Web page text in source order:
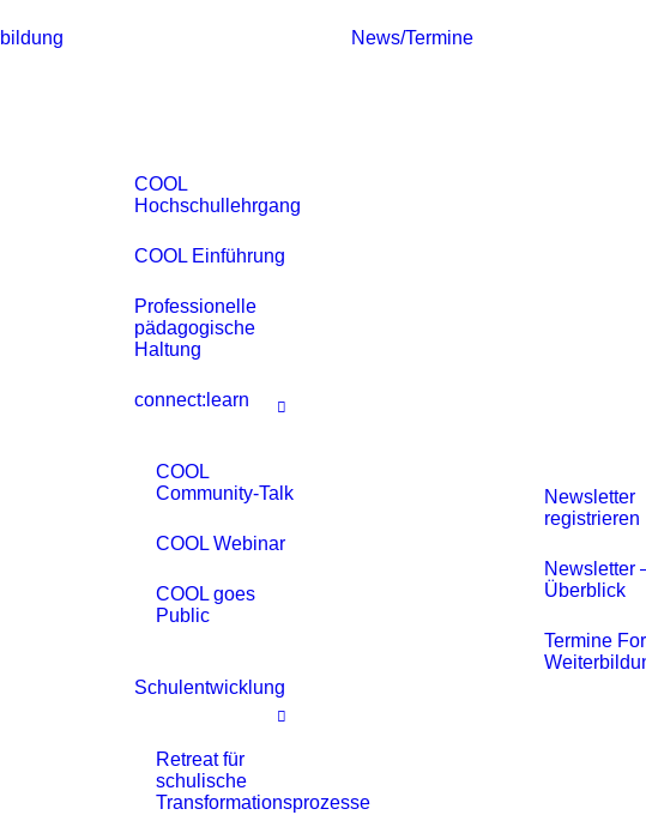
COOL
Hochschullehrgang
COOL Einführung
Professionelle
pädagogische
Haltung
connect:learn
COOL
Community-Talk
COOL Webinar
COOL goes
Public
Schulentwicklung
Retreat für
schulische
Transformationsprozesse
News/Termine
Newsletter
registrieren
Newsletter
Überblick
Termine